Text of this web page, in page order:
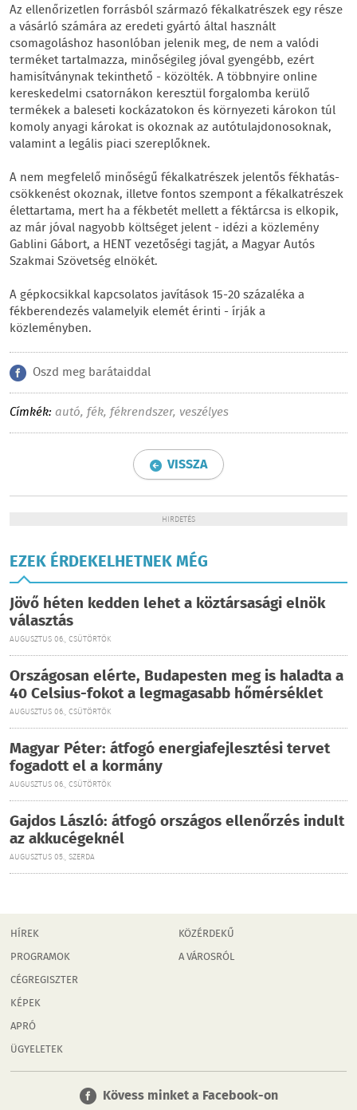
Az ellenőrizetlen forrásból származó fékalkatrészek egy része
a vásárló számára az eredeti gyártó által használt
csomagoláshoz hasonlóban jelenik meg, de nem a valódi
terméket tartalmazza, minőségileg jóval gyengébb, ezért
hamisítványnak tekinthető - közölték. A többnyire online
kereskedelmi csatornákon keresztül forgalomba kerülő
termékek a baleseti kockázatokon és környezeti károkon túl
komoly anyagi károkat is okoznak az autótulajdonosoknak,
valamint a legális piaci szereplőknek.
A nem megfelelő minőségű fékalkatrészek jelentős fékhatás-
csökkenést okoznak, illetve fontos szempont a fékalkatrészek
élettartama, mert ha a fékbetét mellett a féktárcsa is elkopik,
az már jóval nagyobb költséget jelent - idézi a közlemény
Gablini Gábort, a HENT vezetőségi tagját, a Magyar Autós
Szakmai Szövetség elnökét.
A gépkocsikkal kapcsolatos javítások 15-20 százaléka a
fékberendezés valamelyik elemét érinti - írják a
közleményben.
Oszd meg barátaiddal
Címkék: autó,fék,fékrendszer, veszélyes
VISSZA
HIRDETÉS
EZEK ÉRDEKELHETNEK MÉG
Jövő héten kedden lehet a köztársasági elnök
választás
AUGUSZTUS 06., CSÜTÖRTÖK
Országosan elérte, Budapesten meg is haladta a
40 Celsius-fokot a legmagasabb hőmérséklet
AUGUSZTUS 06., CSÜTÖRTÖK
Magyar Péter: átfogó energiafejlesztési tervet
fogadott el a kormány
AUGUSZTUS 06., CSÜTÖRTÖK
Gajdos László: átfogó országos ellenőrzés indult
az akkucégeknél
AUGUSZTUS 05., SZERDA
HÍREK
PROGRAMOK
CÉGREGISZTER
KÉPEK
APRÓ
ÜGYELETEK
KÖZÉRDEKŰ
A VÁROSRÓL
Kövess minket a Facebook-on